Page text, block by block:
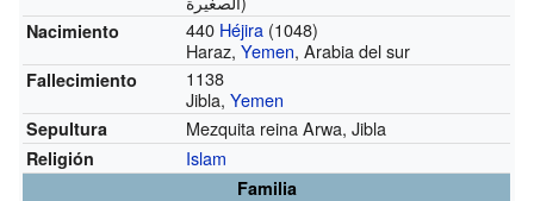
Nacimiento 440 Héjira (1048)
Haraz,Yemen, Arabia del sur
Fallecimiento
1138
Jibla,Yemen
Sepultura Mezquita reina Arwa, Jibla
Religión Islam
Familia